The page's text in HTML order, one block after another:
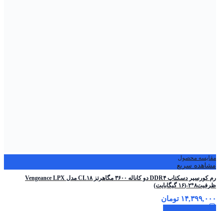
مقایسه محصول
مشاهده سریع
رم کورسیر دسکتاپ DDR۴ دو کاناله ۳۶۰۰ مگاهرتز CL۱۸ مدل Vengeance LPX
ظرفیت۸*۲-(۱۶ گیگابایت)
۱۴,۳۹۹,۰۰۰ تومان